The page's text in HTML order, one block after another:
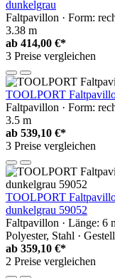
dunkelgrau
Faltpavillon · Form:
3.38 m
ab 414,00 €*
3 Preise vergleichen
TOOLPORT
Faltpavillon · Form:
3.5 m
ab 539,10 €*
3 Preise vergleichen
TOOLPORT
dunkelgrau 59052
Faltpavillon · Länge: 6
Polyester, Stahl ·
ab 359,10 €*
2 Preise vergleichen